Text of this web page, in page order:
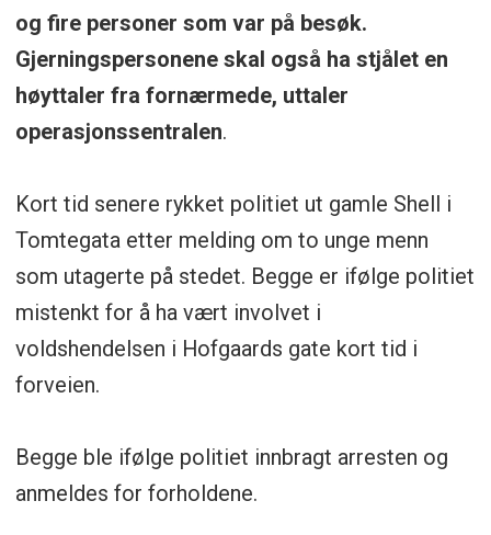
og fire personer som var på besøk.
Gjerningspersonene skal også ha stjålet en
høyttaler fra fornærmede, uttaler
operasjonssentralen.
Kort tid senere rykket politiet ut gamle Shell i
Tomtegata etter melding om to unge menn
som utagerte på stedet. Begge er ifølge politiet
mistenkt for å ha vært involvet i
voldshendelsen i Hofgaards gate kort tid i
forveien.
Begge ble ifølge politiet innbragt arresten og
anmeldes for forholdene.